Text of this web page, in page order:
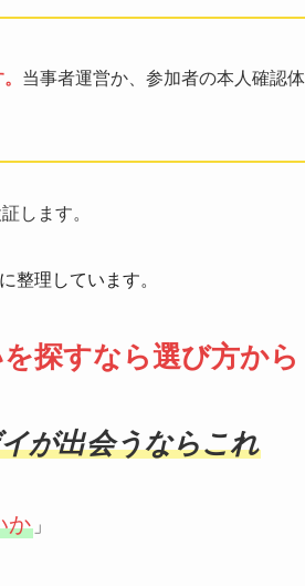
当事者運営か、参加者の本人確認
します。
整理しています。
探すなら選び方から
が出会うならこれ
か 」